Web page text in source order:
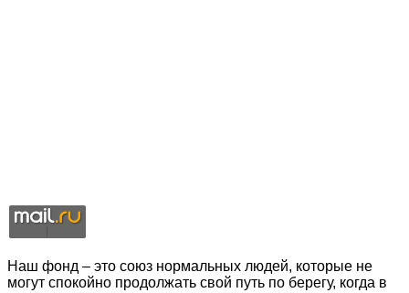
Наш фонд – это союз нормальных людей, которые не
могут спокойно продолжать свой путь по берегу, когда в